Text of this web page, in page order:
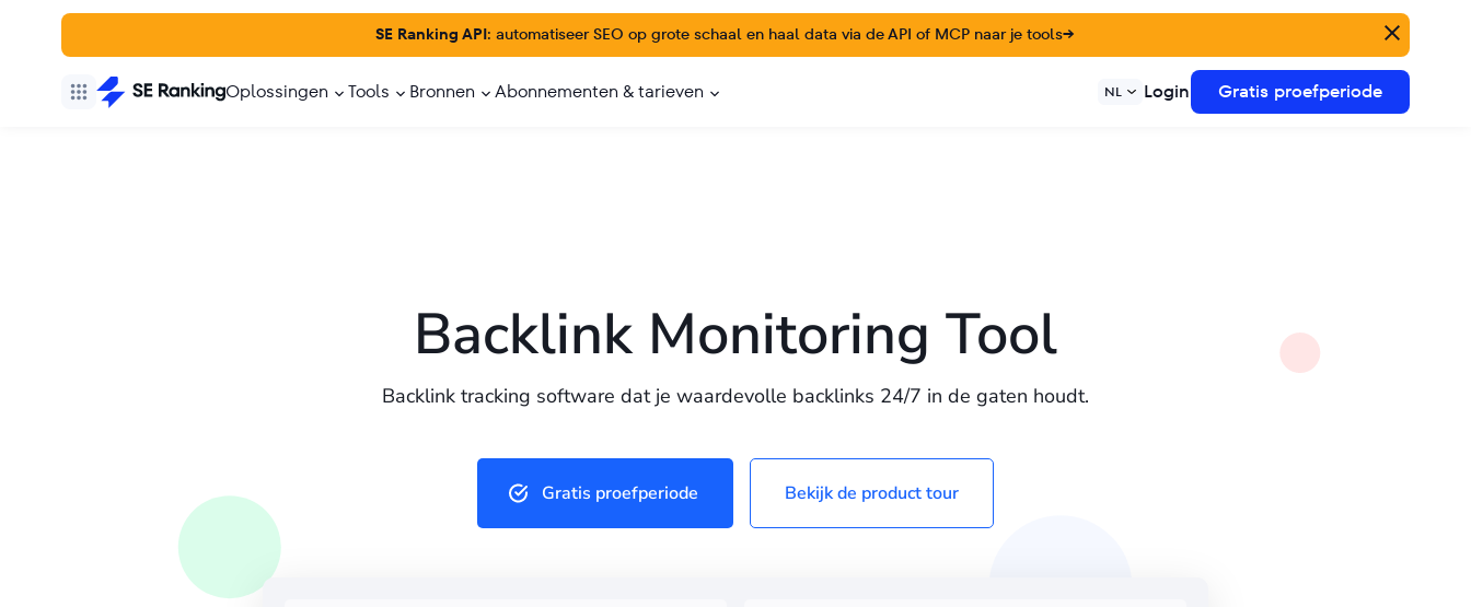
SE Ranking API: automatiseer SEO op grote schaal en haal data via de API of MCP naar je tools→
Oplossingen Tools Bronnen Abonnementen & tarieven NL Login Gratis proefperiode
Backlink Monitoring Tool
Backlink tracking software dat je waardevolle backlinks 24/7 in de gaten houdt.
Gratis proefperiode Bekijk de product tour